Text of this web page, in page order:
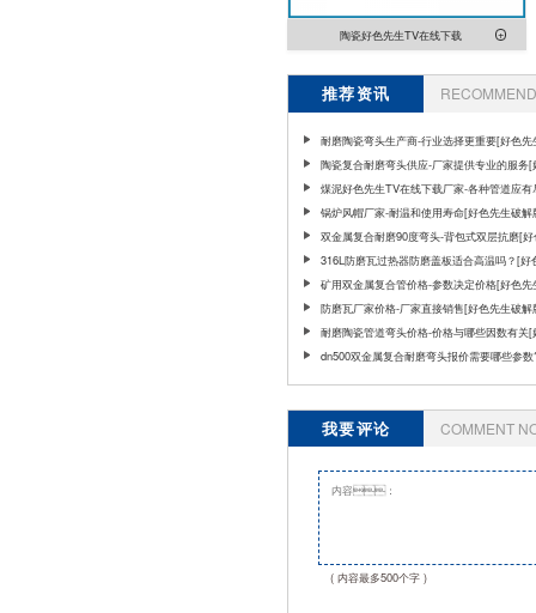
陶瓷好色先生TV在线下载
推荐资讯
耐磨陶瓷弯头生产商-行业选择更重要[好色先
版]
陶瓷复合耐磨弯头供应-厂家提供专业的服务[
生破解版]
煤泥好色先生TV在线下载厂家-各种管道应有
[好色先生破解版]
锅炉风帽厂家-耐温和使用寿命[好色先生破解
双金属复合耐磨90度弯头-背包式双层抗磨[
破解版]
316L防磨瓦过热器防磨盖板适合高温吗？[好
破解版]
矿用双金属复合管价格-参数决定价格[好色先
版]
防磨瓦厂家价格-厂家直接销售[好色先生破解
耐磨陶瓷管道弯头价格-价格与哪些因数有关[
生破解版]
dn500双金属复合耐磨弯头报价需要哪些参数
我要评论 COMMENT
( 内容最多500个字 )